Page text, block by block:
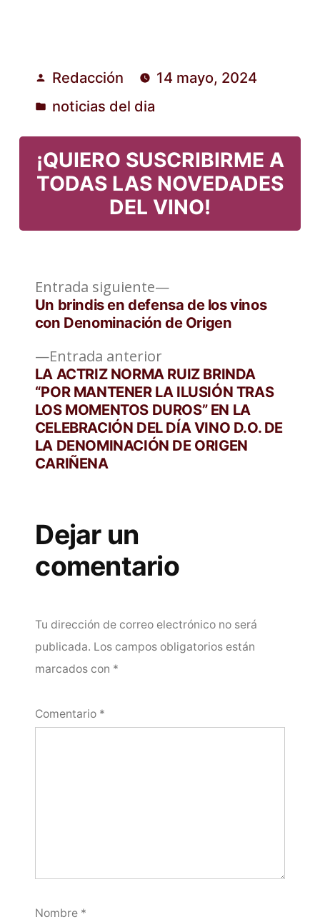
Publicado
por
Redacción 14 mayo, 2024
Publicado
en
noticias del dia
¡QUIERO SUSCRIBIRME A
TODAS LAS NOVEDADES
DEL VINO!
Navegación
de
entradas
Entrada anteriorEntrada
anterior:
LA ACTRIZ NORMA RUIZ BRINDA
“POR MANTENER LA ILUSIÓN TRAS
LOS MOMENTOS DUROS” EN LA
CELEBRACIÓN DEL DÍA VINO D.O. DE
LA DENOMINACIÓN DE ORIGEN
CARIÑENA
Entrada siguiente
Entrada
siguiente:
Un brindis en defensa de los vinos
con Denominación de Origen
Dejar un
comentario
Tu dirección de correo electrónico no será
publicada. Los campos obligatorios están
marcados con *
Comentario *
Nombre *